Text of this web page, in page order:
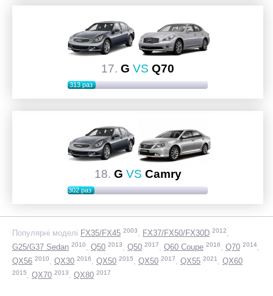
17. G VS Q70
313 раз
18. G VS Camry
302 раз
Популярні моделі FX35/FX45 2003 FX37/FX50/FX30D 2012
G25/G37 Sedan 2010 Q50 2013 Q50 2017 Q60 Coupe 2016 Q70 2014
QX56 2010 QX30 2016 QX50 2015 QX50 2017 QX55 2021 QX60
2015 QX70 2013 QX80 2017